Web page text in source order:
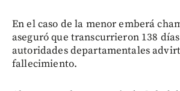
En el caso de la menor emberá
aseguró que transcurrieron 138
autoridades departamentales
fallecimiento.